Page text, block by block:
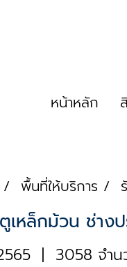
หน้าหลัก
พื้นที่ให้บริการ
หล็กม้วน ช่าง
| 3058 จำน